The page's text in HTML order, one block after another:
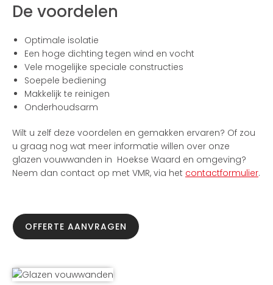
De voordelen
Optimale isolatie
Een hoge dichting tegen wind en vocht
Vele mogelijke speciale constructies
Soepele bediening
Makkelijk te reinigen
Onderhoudsarm
Wilt u zelf deze voordelen en gemakken ervaren? Of zou
u graag nog wat meer informatie willen over onze
glazen vouwwanden in Hoekse Waard en omgeving?
Neem dan contact op met VMR, via het contactformulier.
OFFERTE AANVRAGEN